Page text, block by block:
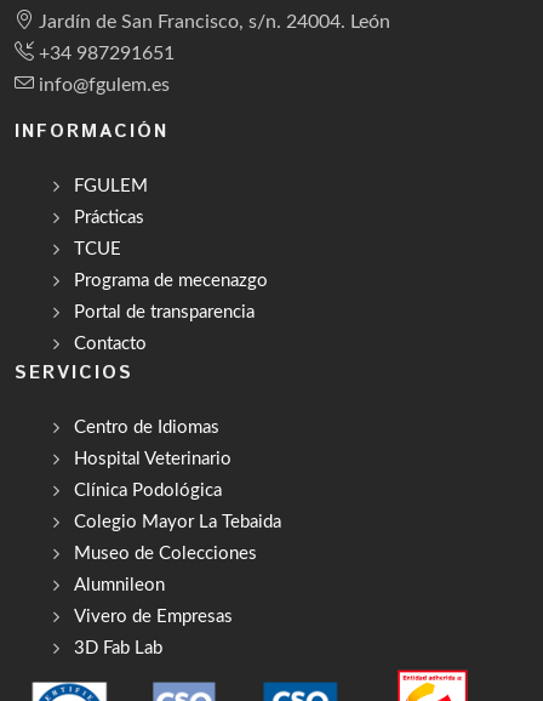
Jardín de San Francisco, s/n. 24004. León
+34 987291651
info@fgulem.es
INFORMACIÓN
FGULEM
Prácticas
TCUE
Programa de mecenazgo
Portal de transparencia
Contacto
SERVICIOS
Centro de Idiomas
Hospital Veterinario
Clínica Podológica
Colegio Mayor La Tebaida
Museo de Colecciones
Alumnileon
Vivero de Empresas
3D Fab Lab